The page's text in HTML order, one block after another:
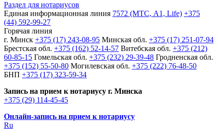
Раздел для нотариусов
Единая информационная линия 7572 (МТС, A1, Life) +375
(44) 592-99-27
Горячая линия
г. Минск +375 (17) 243-08-95 Минская обл. +375 (17) 251-07-94
Брестская обл. +375 (162) 52-14-57 Витебская обл. +375 (212)
60-85-15 Гомельская обл. +375 (232) 29-39-48 Гродненская обл.
+375 (152) 55-50-80 Могилевская обл. +375 (222) 76-48-50
БНП +375 (17) 323-59-34
Запись на прием к нотариусу г. Минска
+375 (29) 114-45-45
Онлайн-запись на прием к нотариусу
Ru